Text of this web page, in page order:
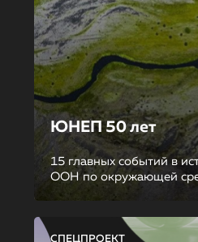
ЮНЕП 50 лет
15 главных событий в
ООН по окружающей
СПЕЦПРОЕКТ